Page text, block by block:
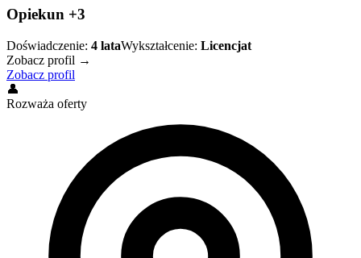
Opiekun +3
Doświadczenie: 4 lataWykształcenie: Licencjat
Zobacz profil →
Zobacz profil
👤
Rozważa oferty